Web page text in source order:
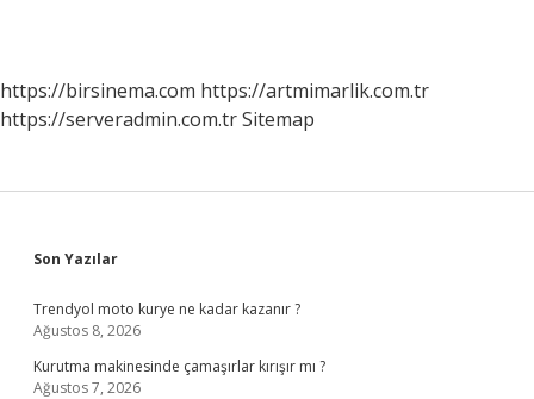
https://birsinema.com https://artmimarlik.com.tr
https://serveradmin.com.trSitemap
Sidebar
Son Yazılar
Trendyol moto kurye ne kadar kazanır ?
Ağustos 8, 2026
Kurutma makinesinde çamaşırlar kırışır mı ?
Ağustos 7, 2026